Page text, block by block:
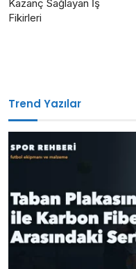
Trend Yazılar